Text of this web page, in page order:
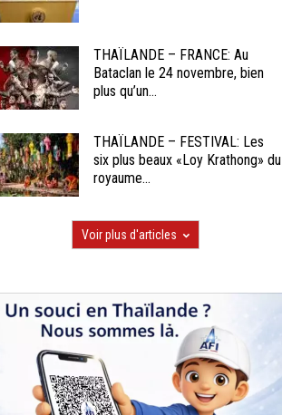
THAÏLANDE – FRANCE: Au
Bataclan le 24 novembre, bien
plus qu’un...
THAÏLANDE – FESTIVAL: Les
six plus beaux «Loy Krathong» du
royaume...
Voir plus d'articles